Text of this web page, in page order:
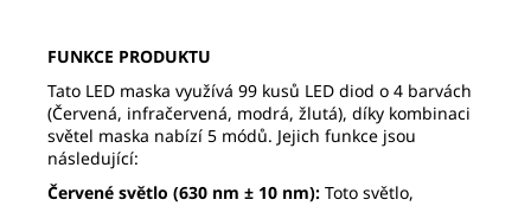
FUNKCE PRODUKTU
Tato LED maska využívá 99 kusů LED diod o 4 barvách
(Červená, infračervená, modrá, žlutá), díky kombinaci
světel maska nabízí 5 módů. Jejich funkce jsou
následující:
Červené světlo (630 nm ± 10 nm): Toto světlo,